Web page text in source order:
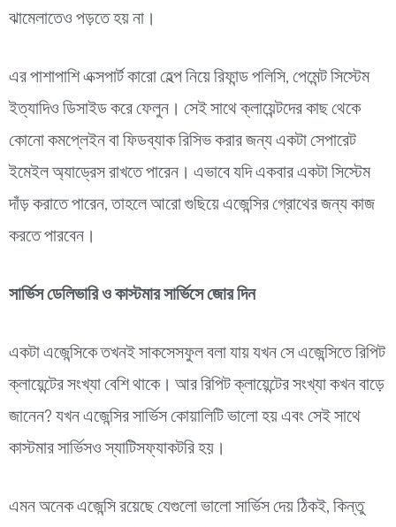
ঝামেলাতেও পড়তে হয় না।
এর পাশাপাশি এক্সপার্ট কারো হেল্প নিয়ে রিফান্ড পলিসি, পেমেন্ট সিস্টেম
ইত্যাদিও ডিসাইড করে ফেলুন। সেই সাথে ক্লায়েন্টদের কাছ থেকে
কোনো কমপ্লেইন বা ফিডব্যাক রিসিভ করার জন্য একটা সেপারেট
ইমেইল অ্যাড্রেস রাখতে পারেন। এভাবে যদি একবার একটা সিস্টেম
দাঁড় করাতে পারেন, তাহলে আরো গুছিয়ে এজেন্সির গ্রোথের জন্য কাজ
করতে পারবেন।
সার্ভিস ডেলিভারি ও কাস্টমার সার্ভিসে জোর দিন
একটা এজেন্সিকে তখনই সাকসেসফুল বলা যায় যখন সে এজেন্সিতে রিপিট
ক্লায়েন্টের সংখ্যা বেশি থাকে। আর রিপিট ক্লায়েন্টের সংখ্যা কখন বাড়ে
জানেন? যখন এজেন্সির সার্ভিস কোয়ালিটি ভালো হয় এবং সেই সাথে
কাস্টমার সার্ভিসও স্যাটিসফ্যাকটরি হয়।
এমন অনেক এজেন্সি রয়েছে যেগুলো ভালো সার্ভিস দেয় ঠিকই, কিন্তু